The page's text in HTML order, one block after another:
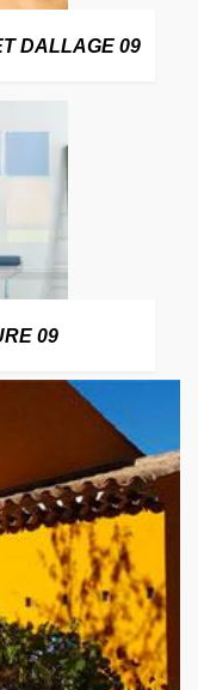
DALLAGE 09
09